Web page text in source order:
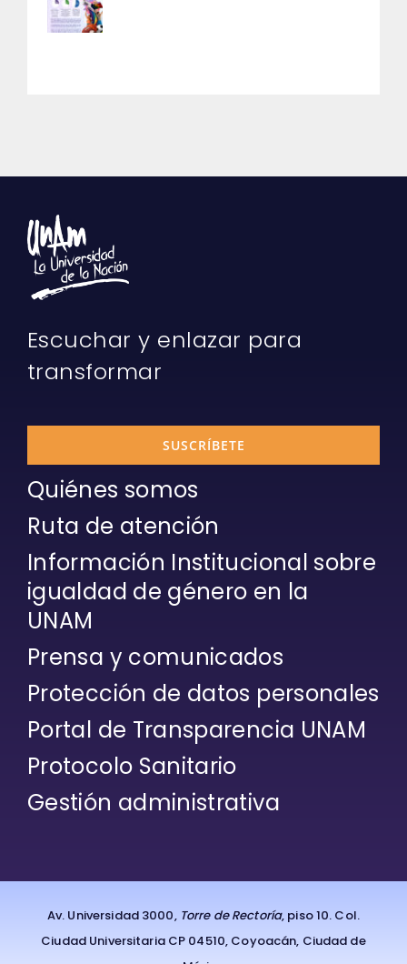
Escuchar y enlazar para
transformar
SUSCRÍBETE
Quiénes somos
Ruta de atención
Información Institucional sobre
igualdad de género en la
UNAM
Prensa y comunicados
Protección de datos personales
Portal de Transparencia UNAM
Protocolo Sanitario
Gestión administrativa
Av. Universidad 3000, Torre de Rectoría, piso 10. Col.
Ciudad Universitaria CP 04510, Coyoacán, Ciudad de